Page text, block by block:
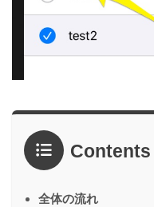
Contents
全体の流れ